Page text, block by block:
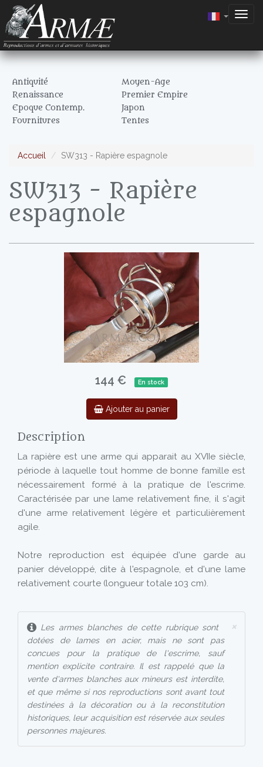
Antiquité
Moyen-Age
Renaissance
Premier Empire
Epoque Contemp.
Japon
Fournitures
Tentes
Accueil SW313 - Rapière espagnole
SW313 - Rapière
espagnole
144 € En stock
Ajouter au panier
Description
La rapière est une arme qui apparait au XVIIe siècle,
période à laquelle tout homme de bonne famille est
nécessairement formé à la pratique de l'escrime.
Caractérisée par une lame relativement fine, il s'agit
d'une arme relativement légère et particulièrement
agile.
Notre reproduction est équipée d'une garde au
panier développé, dite à l'espagnole, et d'une lame
relativement courte (longueur totale 103 cm).
×
Les armes blanches de cette rubrique sont
dotées de lames en acier, mais ne sont pas
concues pour la pratique de l'escrime, sauf
mention explicite contraire. Il est rappelé que la
vente d'armes blanches aux mineurs est interdite,
et que même si nos reproductions sont avant tout
destinées à la décoration ou à la reconstitution
historiques, leur acquisition est réservée aux seules
personnes majeures.